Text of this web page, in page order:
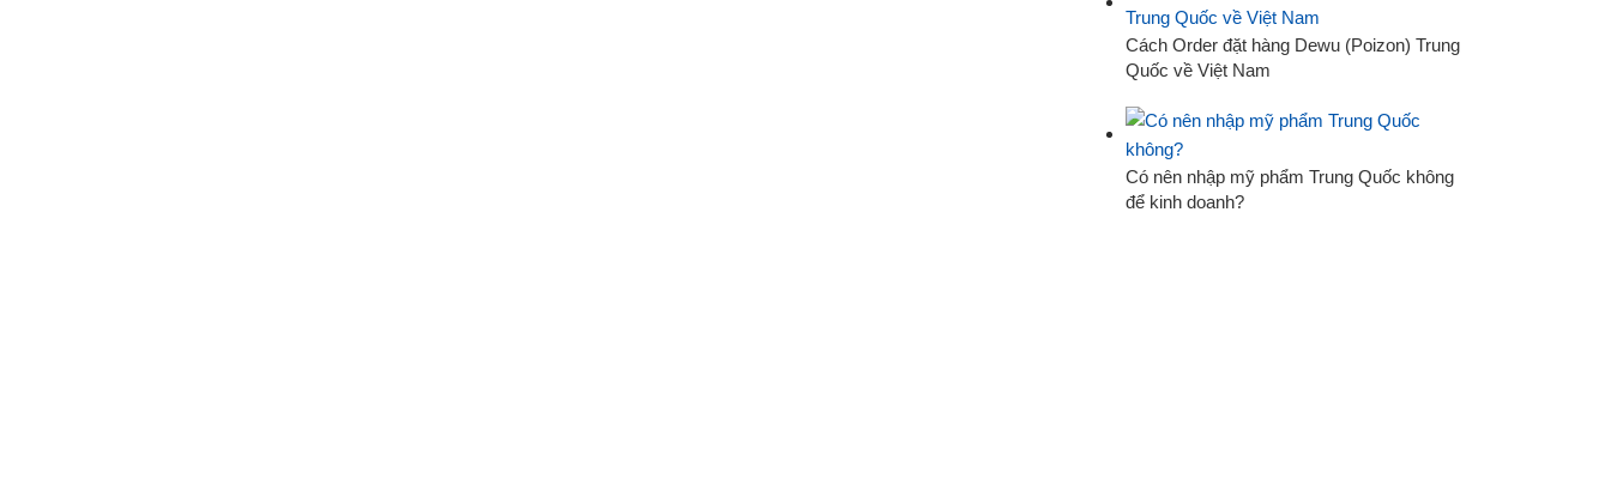
Cách Order đặt hàng Dewu (Poizon) Trung
Quốc về Việt Nam
Có nên nhập mỹ phẩm Trung Quốc không
để kinh doanh?